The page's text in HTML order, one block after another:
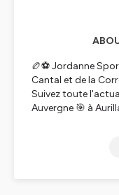
🏉⚽ Jordanne
Cantal et de la
Suivez toute
Auvergne 🎯 à
Hébergé par